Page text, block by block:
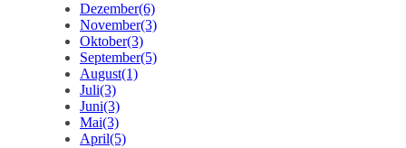
Dezember(6)
November(3)
Oktober(3)
September(5)
August(1)
Juli(3)
Juni(3)
Mai(3)
April(5)